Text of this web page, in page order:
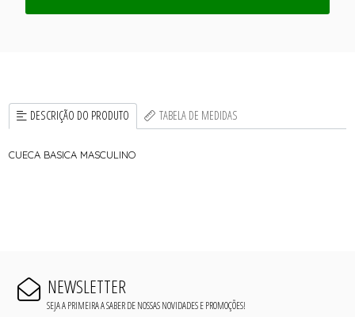
DESCRIÇÃO DO PRODUTO TABELA DE MEDIDAS
CUECA BASICA MASCULINO
NEWSLETTER
SEJA A PRIMEIRA A SABER DE NOSSAS NOVIDADES E PROMOÇÕES!